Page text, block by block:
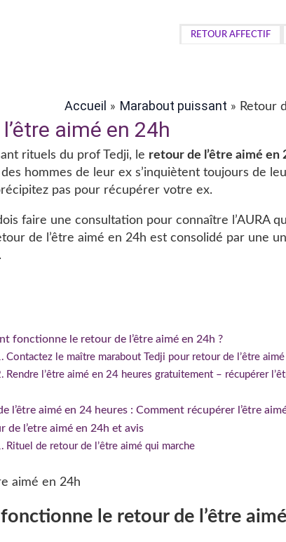
RETOUR AFFECTIF
Accueil Marabout puissant Retour
aimé en 24h
rituels du prof Tedji, le retour de l’être aimé en
hommes de leur ex s’inquiètent toujours de
pas pour récupérer votre ex.
faire une consultation pour connaître l’AURA
de l’être aimé en 24h est consolidé par une
fonctionne le retour de l’être aimé en 24h ?
Contactez le maître marabout Tedji pour retour de l’être
Rendre l’être aimé en 24 heures gratuitement – récupérer
l’être aimé en 24 heures : Comment récupérer l’être
de l’etre aimé en 24h et avis
Rituel de retour de l’être aimé qui marche
le retour de l’être